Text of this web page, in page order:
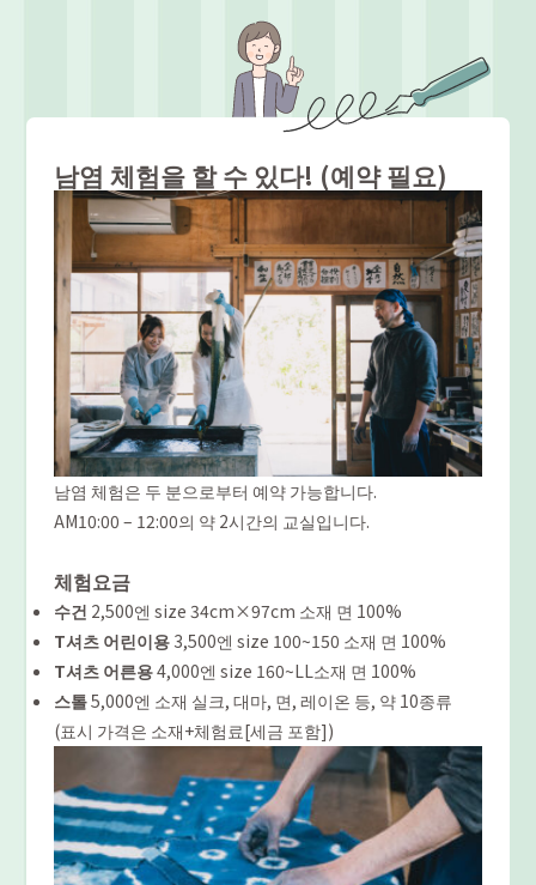
남염 체험을 할 수 있다! (예약 필요)
남염 체험은 두 분으로부터 예약 가능합니다.
AM10:00 – 12:00의 약 2시간의 교실입니다.
체험요금
수건 2,500엔 size 34cm×97cm 소재 면 100%
T셔츠 어린이용3,500엔 size 100~150 소재 면 100%
T셔츠 어른용4,000엔 size 160~LL소재 면 100%
스톨5,000엔 소재 실크, 대마, 면, 레이온 등, 약 10종류
(표시 가격은 소재+체험료[세금 포함])